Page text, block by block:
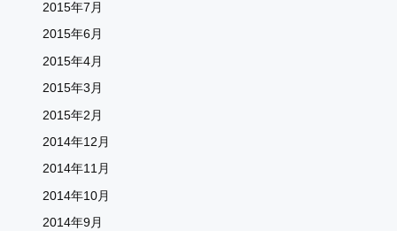
2015年7月
2015年6月
2015年4月
2015年3月
2015年2月
2014年12月
2014年11月
2014年10月
2014年9月